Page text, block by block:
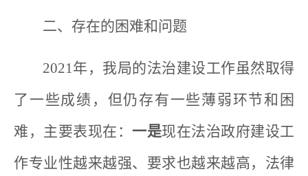
二、存在的困难和问题
2021年，我局的法治建设工作虽然取得
了一些成绩，但仍存有一些薄弱环节和困
难，主要表现在： 一是现在法治政府建设工
作专业性越来越强、要求也越来越高，法律